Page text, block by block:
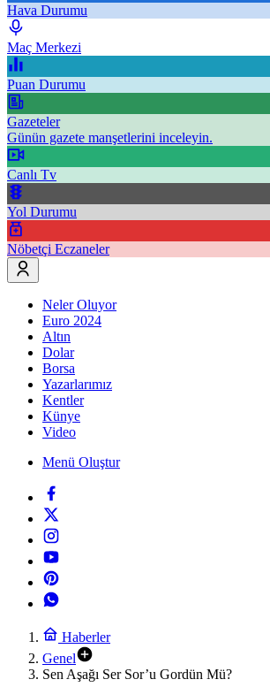
Hava Durumu
Maç Merkezi
Puan Durumu
Gazeteler
Günün gazete manşetlerini inceleyin.
Canlı Tv
Yol Durumu
Nöbetçi Eczaneler
Neler Oluyor
Euro 2024
Altın
Dolar
Borsa
Yazarlarımız
Kentler
Künye
Video
Menü Oluştur
Haberler
Genel
Sen Aşağı Ser Sor’u Gordün Mü?